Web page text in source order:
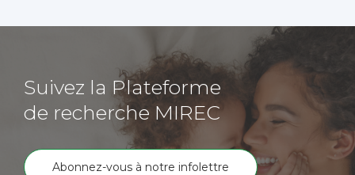
Suivez la Plateforme
de recherche MIREC
Abonnez-vous à notre infolettre